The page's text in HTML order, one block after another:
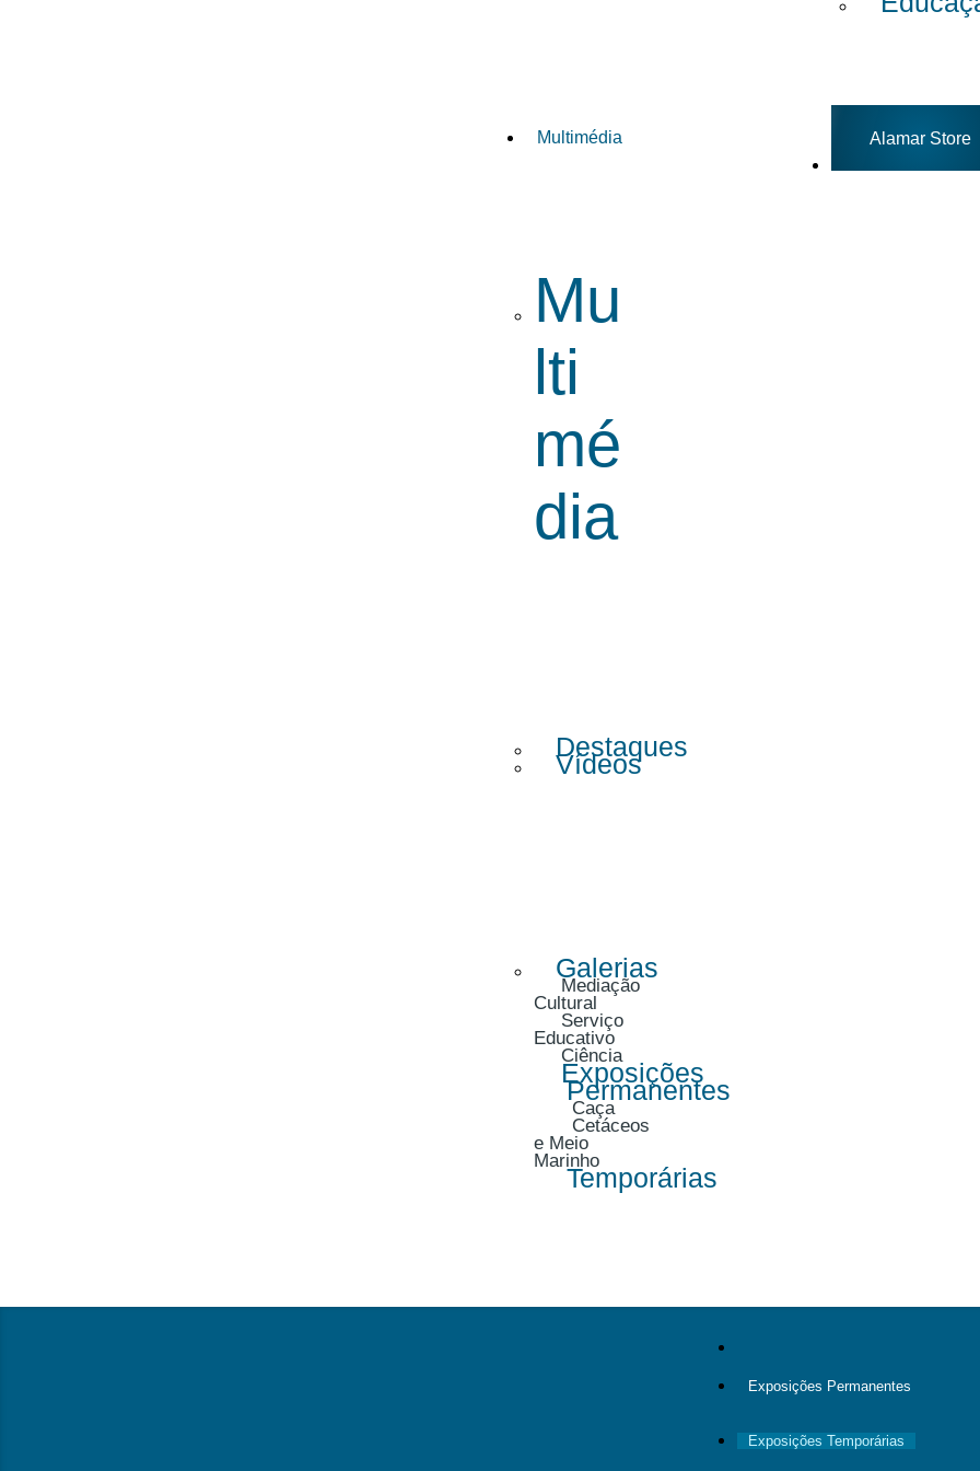
Multimédia
Mu
lti
mé
dia
Destaques
Vídeos
Galerias
Mediação
Cultural
Serviço
Educativo
Ciência
Exposições
Permanentes
Caça
Cetáceos
e Meio
Marinho
Temporárias
Alamar Store
Exposições Permanentes
Exposições Temporárias